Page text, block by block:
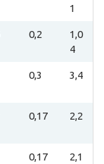
1
0,2
1,0
4
0,3 3,4
0,17 2,2
0,17
2,1